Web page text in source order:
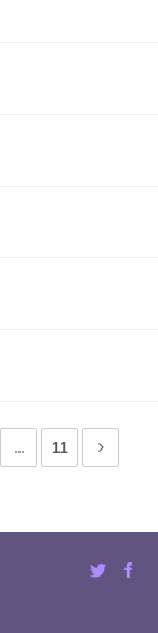
... 11